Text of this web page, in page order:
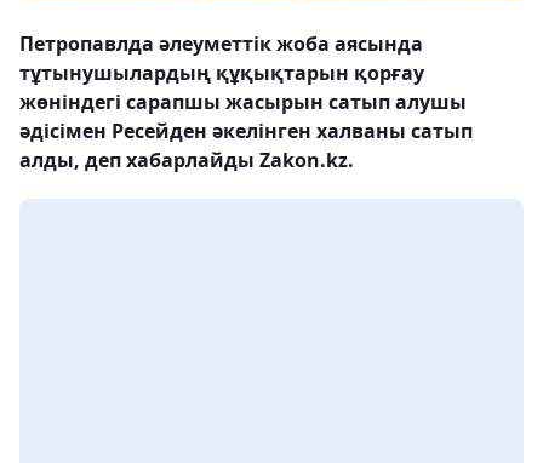
Петропавлда әлеуметтік жоба аясында
тұтынушылардың құқықтарын қорғау
жөніндегі сарапшы жасырын сатып алушы
әдісімен Ресейден әкелінген халваны сатып
алды, деп хабарлайды Zakon.kz.